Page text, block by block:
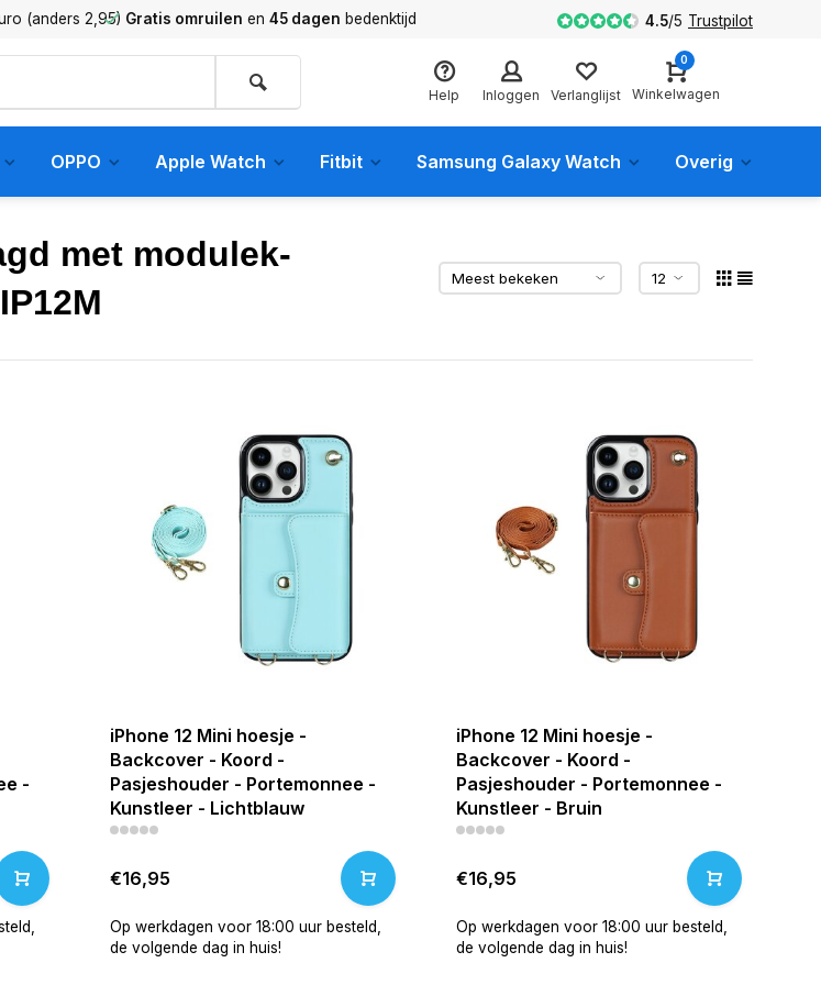
(anders 2,95) Gratis omruilen en 45 dagen bedenktijd 4.5/5 Trustpilot
Help Inloggen Verlanglijst
0
Winkelwagen
OPPO Apple Watch Fitbit Samsung Galaxy Watch Overig
met modulek-
-
iPhone 12 Mini hoesje -
Backcover - Koord -
Pasjeshouder - Portemonnee -
Kunstleer - Lichtblauw
€16,95
Op werkdagen voor 18:00 uur besteld,
de volgende dag in huis!
iPhone 12 Mini hoesje -
Backcover - Koord -
Pasjeshouder - Portemonnee -
Kunstleer - Bruin
€16,95
Op werkdagen voor 18:00 uur besteld,
de volgende dag in huis!